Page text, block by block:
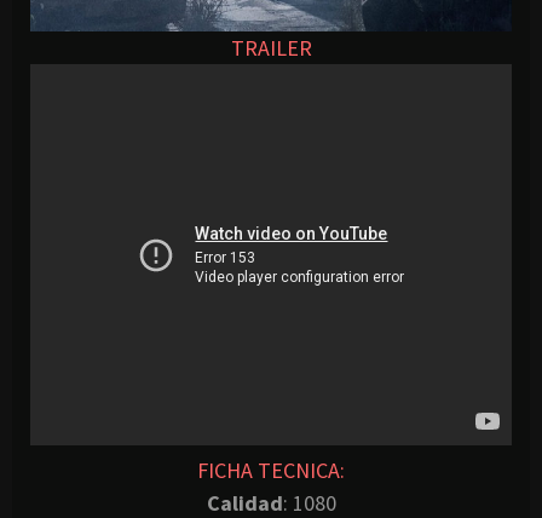
TRAILER
FICHA TECNICA:
Calidad: 1080